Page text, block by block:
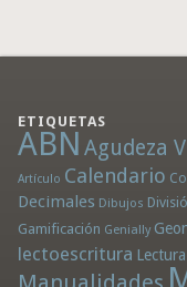
ETIQUETAS
ABN Agudeza
Artículo Calendario
Decimales Dibujos
Gamificación Genially
lectoescritura Lectura